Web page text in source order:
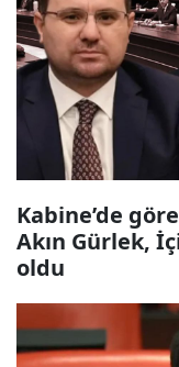
Kabine’de
Akın Gürlek,
oldu